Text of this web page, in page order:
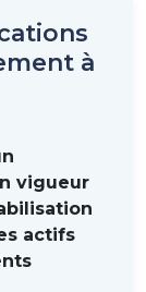
au comité
de la
les
des
classés
à
vigueur
actifs